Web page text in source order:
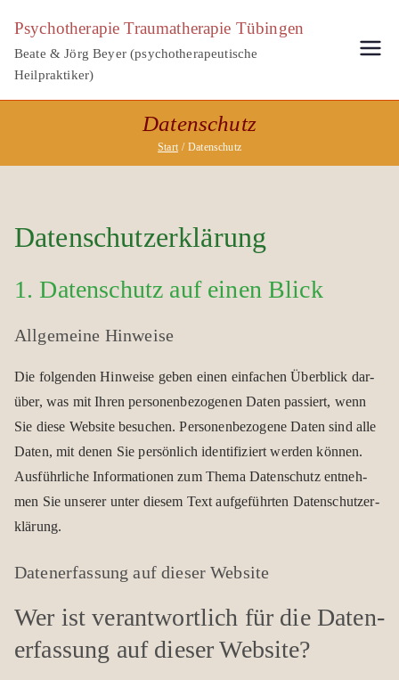
Inhalt
springen
Psychotherapie Traumatherapie Tübingen
Beate & Jörg Beyer (psychotherapeutische
Heilpraktiker)
Daten­schutz
Start Datenschutz
Datenschutz­erklärung
1. Daten­schutz auf einen Blick
All­ge­meine Hin­weise
Die fol­gen­den Hin­weise geben einen ein­fa­chen Über­blick dar­
über, was mit Ihren per­so­nen­be­zo­ge­nen Daten pas­siert, wenn
Sie diese Web­site besu­chen. Per­so­nen­be­zo­gene Daten sind alle
Daten, mit denen Sie per­sön­lich iden­ti­fi­ziert wer­den kön­nen.
Aus­führ­li­che Infor­ma­tio­nen zum Thema Daten­schutz ent­neh­
men Sie unse­rer unter die­sem Text auf­ge­führ­ten Daten­schutz­er­
klä­rung.
Daten­er­fas­sung auf die­ser Web­site
Wer ist ver­ant­wort­lich für die Daten­
er­fas­sung auf die­ser Web­site?